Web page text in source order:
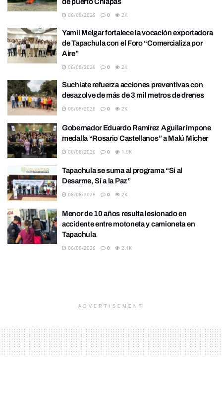
de puerto Chiapas
06/08/2026 0 2K
Yamil Melgar fortalece la vocación exportadora
de Tapachula con el Foro “Comercializa por
Aire”
06/08/2026 0 2K
Suchiate refuerza acciones preventivas con
desazolve de más de 3 mil metros de drenes
06/08/2026 0 2K
Gobernador Eduardo Ramírez Aguilar impone
medalla “Rosario Castellanos” a Malú Mícher
06/08/2026 0 1.9K
Tapachula se suma al programa “Sí al
Desarme, Sí a la Paz”
06/08/2026 0 2K
Menor de 10 años resulta lesionado en
accidente entre motoneta y camioneta en
Tapachula
06/08/2026 0 2.1K
ADVERTISEMENT